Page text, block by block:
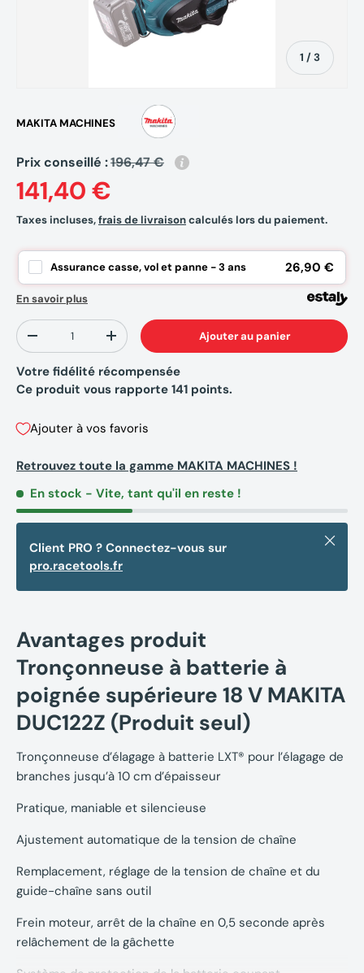
1 /de
3
MAKITA MACHINES
Prix conseillé :196,47 €
141,40 €
Taxes incluses,frais de livraisoncalculés lors du paiement.
Assurance casse, vol et panne - 3 ans 26,90 €
En savoir plus
Qté
-
+ Ajouter au panier
Votre fidélité récompensée
Ce produit vous rapporte 141 points.
Ajouter à vos favoris
Retrouvez toute la gamme MAKITA MACHINES !
En stock - Vite, tant qu'il en reste !
Client PRO ? Connectez-vous sur
pro.racetools.fr
Fermer
Avantages produit
Tronçonneuse à batterie à
poignée supérieure 18 V MAKITA
DUC122Z (Produit seul)
Tronçonneuse d’élagage à batterie LXT® pour l’élagage de
branches jusqu’à 10 cm d’épaisseur
Pratique, maniable et silencieuse
Ajustement automatique de la tension de chaîne
Remplacement, réglage de la tension de chaîne et du
guide-chaîne sans outil
Frein moteur, arrêt de la chaîne en 0,5 seconde après
relâchement de la gâchette